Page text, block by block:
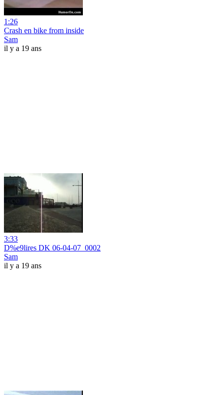
1:26
Crash en bike from inside
Sam
il y a 19 ans
3:33
D%e9lires DK 06-04-07_0002
Sam
il y a 19 ans